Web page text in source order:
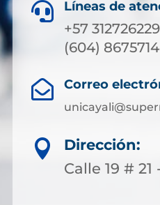
 Líneas de
+57
(604) 8675714
 Correo

Dirección:
Calle 19 # 21